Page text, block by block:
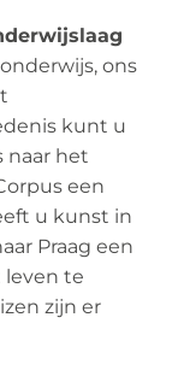
ons
kunt u
naar het
een
u kunst in
Praag een
te
zijn er